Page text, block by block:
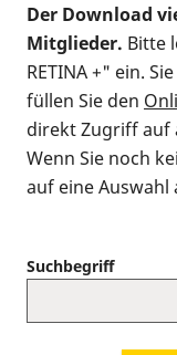
Der Download
Mitglieder. Bitte
RETINA +" ein.
füllen Sie den
direkt Zugriff auf
Wenn Sie noch
auf eine
Suchbegriff